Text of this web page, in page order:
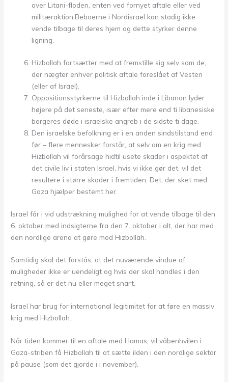
over Litani-floden, enten ved fornyet aftale eller ved
militæraktion.Beboerne i Nordisrael kan stadig ikke
vende tilbage til deres hjem og dette styrker denne
ligning.
Hizbollah fortsætter med at fremstille sig selv som de,
der nægter enhver politisk aftale foreslået af Vesten
(eller af Israel).
Oppositionsstyrkerne til Hizbollah inde i Libanon lyder
højere på det seneste, især efter mere end ti libanesiske
borgeres døde i israelske angreb i de sidste ti dage.
Den israelske befolkning er i en anden sindstilstand end
før – flere mennesker forstår, at selv om en krig med
Hizbollah vil forårsage hidtil usete skader i aspektet af
det civile liv i staten Israel, hvis vi ikke gør det, vil det
resultere i større skader i fremtiden. Det, der sket med
Gaza hjælper bestemt her.
Israel får i vid udstrækning mulighed for at vende tilbage til den
6. oktober med indsigterne fra den 7. oktober i alt, der har med
den nordlige arena at gøre mod Hizbollah.
Samtidig skal det forstås, at det nuværende vindue af
muligheder ikke er uendeligt og hvis der skal handles i den
retning, så er det nu eller meget snart.
Israel har brug for international legitimitet for at føre en massiv
krig med Hizbollah.
Når tiden kommer til en aftale med Hamas, vil våbenhvilen i
Gaza-striben få Hizbollah til at sætte ilden i den nordlige sektor
på pause (som det gjorde i i november).